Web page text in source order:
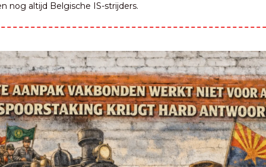
nog altijd Belgische IS-strijders.